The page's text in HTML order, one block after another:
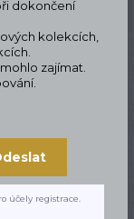
Hledat
bavlna pandy
dokončení
kolekcích,
zajímat.
účely registrace.